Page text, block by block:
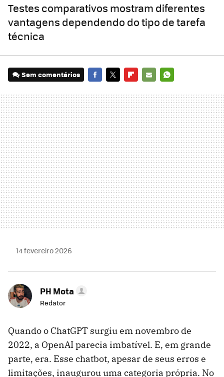
Testes comparativos mostram diferentes
vantagens dependendo do tipo de tarefa
técnica
Sem comentários
MAIL
14 fevereiro 2026
PH Mota
Redator
Quando o ChatGPT surgiu em novembro de
2022, a OpenAI parecia imbatível. E, em grande
parte, era. Esse chatbot, apesar de seus erros e
limitações, inaugurou uma categoria própria. No